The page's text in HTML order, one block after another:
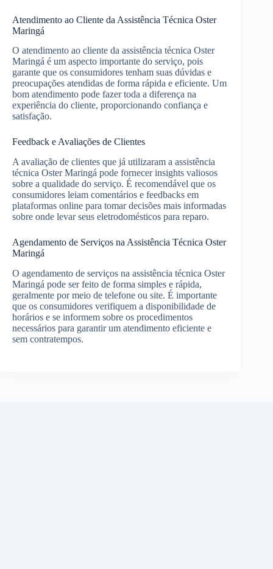
Atendimento ao Cliente da Assistência Técnica Oster
Maringá
O atendimento ao cliente da assistência técnica Oster
Maringá é um aspecto importante do serviço, pois
garante que os consumidores tenham suas dúvidas e
preocupações atendidas de forma rápida e eficiente. Um
bom atendimento pode fazer toda a diferença na
experiência do cliente, proporcionando confiança e
satisfação.
Feedback e Avaliações de Clientes
A avaliação de clientes que já utilizaram a assistência
técnica Oster Maringá pode fornecer insights valiosos
sobre a qualidade do serviço. É recomendável que os
consumidores leiam comentários e feedbacks em
plataformas online para tomar decisões mais informadas
sobre onde levar seus eletrodomésticos para reparo.
Agendamento de Serviços na Assistência Técnica Oster
Maringá
O agendamento de serviços na assistência técnica Oster
Maringá pode ser feito de forma simples e rápida,
geralmente por meio de telefone ou site. É importante
que os consumidores verifiquem a disponibilidade de
horários e se informem sobre os procedimentos
necessários para garantir um atendimento eficiente e
sem contratempos.